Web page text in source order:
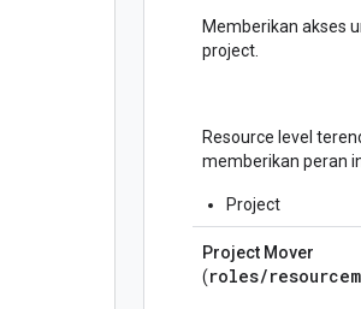
Memberikan akses
project.
Resource level
memberikan peran
Project
Project Mover
(roles/